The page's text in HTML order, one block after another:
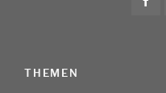
THEMEN